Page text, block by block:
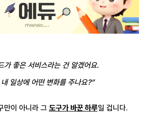
가 좋은 서비스라는 건 알겠어요.
일상에 어떤 변화를 주나요?”
만이 아니라 그 도구가 바꾼 하루일 겁니다.